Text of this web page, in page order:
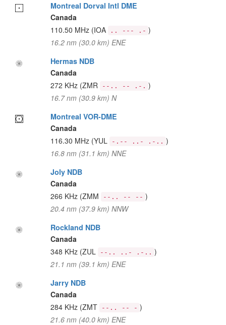
Montreal Dorval Intl DME
Canada
110.50 MHz (IOA .. --- .- )
16.2 nm (30.0 km) ENE
Hermas NDB
Canada
272 KHz (ZMR --.. -- .-. )
16.7 nm (30.9 km) N
Montreal VOR-DME
Canada
116.30 MHz (YUL -.-- ..- .-.. )
16.8 nm (31.1 km) NNE
Joly NDB
Canada
266 KHz (ZMM --.. -- -- )
20.4 nm (37.9 km) NNW
Rockland NDB
Canada
348 KHz (ZUL --.. ..- .-.. )
21.1 nm (39.1 km) ENE
Jarry NDB
Canada
284 KHz (ZMT --.. -- - )
21.6 nm (40.0 km) ENE